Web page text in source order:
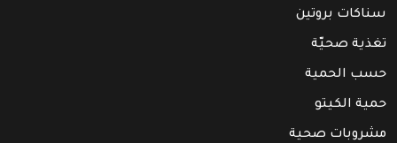
سناكات بروتين
تغذية صحيّة
حسب الحمية
حمية الكيتو
مشروبات صحية